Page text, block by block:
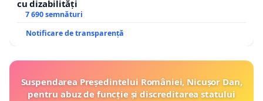
cu dizabilități
7 690 semnături
Notificare de transparență
Suspendarea Președintelui României, Nicușor Dan,
pentru abuz de funcție și discreditarea statului